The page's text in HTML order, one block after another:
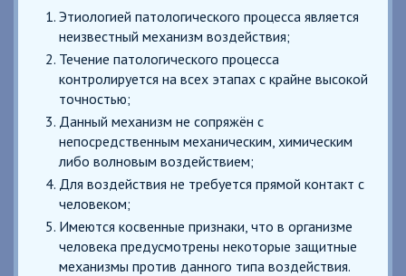
Этиологией патологического процесса является
неизвестный механизм воздействия;
Течение патологического процесса
контролируется на всех этапах с крайне высокой
точностью;
Данный механизм не сопряжён с
непосредственным механическим, химическим
либо волновым воздействием;
Для воздействия не требуется прямой контакт с
человеком;
Имеются косвенные признаки, что в организме
человека предусмотрены некоторые защитные
механизмы против данного типа воздействия.